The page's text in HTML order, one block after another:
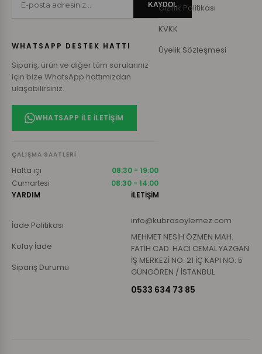
KAYDOL
WHATSAPP DESTEK HATTI
Sipariş, ürün ve diğer tüm sorularınız
için bize WhatsApp hattımızdan
ulaşabilirsiniz.
WHATSAPP ILE İLETIŞIM
ÇALIŞMA SAATLERI
Hafta içi
08:30 - 19:00
Cumartesi
08:30 - 14:00
Gizlilik Politikası
KVKK
Üyelik Sözleşmesi
YARDIM
İade Politikası
Kolay İade
Sipariş Durumu
İLETİŞİM
info@kubrasoylemez.com
MEHMET NESİH ÖZMEN MAH.
FATİH CAD. HACI CEMAL YAZGAN
İŞ MERKEZİ NO: 21 İÇ KAPI NO: 5
GÜNGÖREN / İSTANBUL
0533 634 73 85